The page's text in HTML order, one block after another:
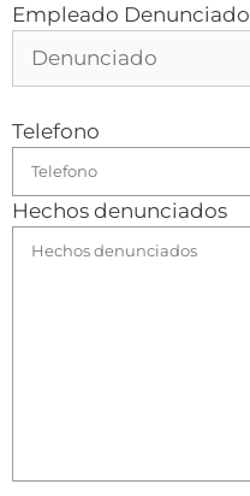
Empleado Denunciado
Telefono
Hechos denunciados